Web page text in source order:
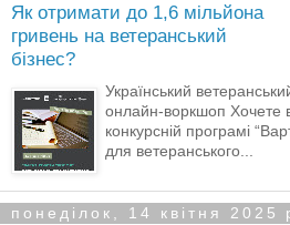
Як отримати до 1,6 мільйона
гривень на ветеранський
бізнес?
Український
онлайн-воркшоп Хочете
конкурсній програмі
для ветеранського...
понеділок, 14 квітня 2025